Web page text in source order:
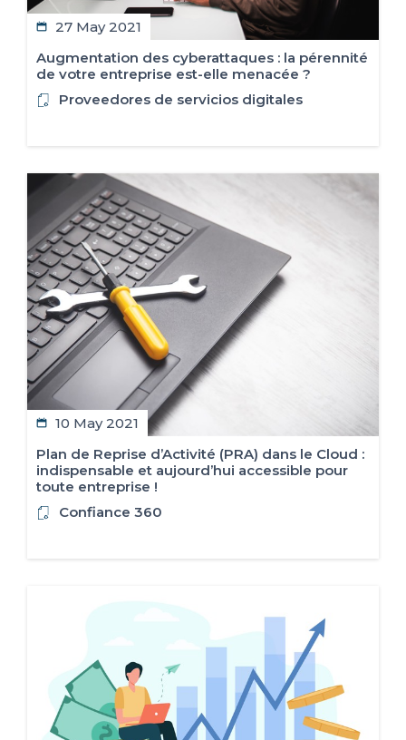
27 May 2021
Augmentation des cyberattaques : la pérennité
de votre entreprise est-elle menacée ?
Proveedores de servicios digitales
10 May 2021
Plan de Reprise d’Activité (PRA) dans le Cloud :
indispensable et aujourd’hui accessible pour
toute entreprise !
Confiance 360